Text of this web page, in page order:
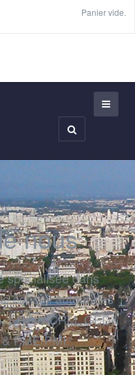
Panier vide.
nous
spécialisée dans
conseil autour des
ERP & CRM, GED&
PME/PMI.